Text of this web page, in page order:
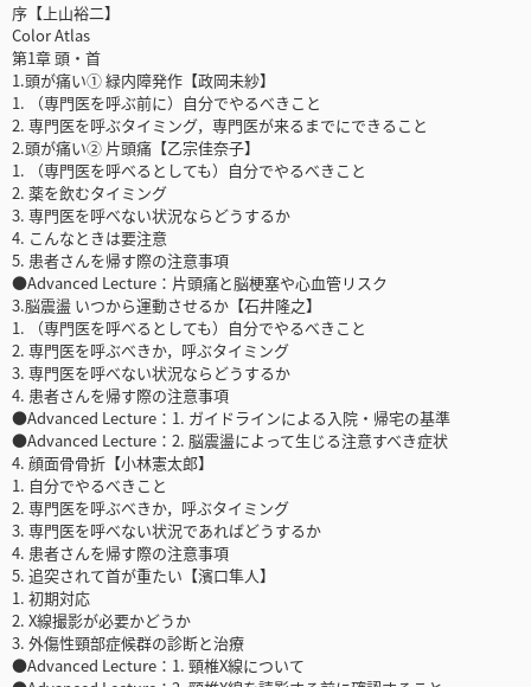
序【上山裕二】
Color Atlas
第1章 頭・首
1.頭が痛い① 緑内障発作【政岡未紗】
1. （専門医を呼ぶ前に）自分でやるべきこと
2. 専門医を呼ぶタイミング，専門医が来るまでにできること
2.頭が痛い② 片頭痛【乙宗佳奈子】
1. （専門医を呼べるとしても）自分でやるべきこと
2. 薬を飲むタイミング
3. 専門医を呼べない状況ならどうするか
4. こんなときは要注意
5. 患者さんを帰す際の注意事項
●Advanced Lecture：片頭痛と脳梗塞や心血管リスク
3.脳震盪 いつから運動させるか【石井隆之】
1. （専門医を呼べるとしても）自分でやるべきこと
2. 専門医を呼ぶべきか，呼ぶタイミング
3. 専門医を呼べない状況ならどうするか
4. 患者さんを帰す際の注意事項
●Advanced Lecture：1. ガイドラインによる入院・帰宅の基準
●Advanced Lecture：2. 脳震盪によって生じる注意すべき症状
4. 顔面骨骨折【小林憲太郎】
1. 自分でやるべきこと
2. 専門医を呼ぶべきか，呼ぶタイミング
3. 専門医を呼べない状況であればどうするか
4. 患者さんを帰す際の注意事項
5. 追突されて首が重たい【濱口隼人】
1. 初期対応
2. X線撮影が必要かどうか
3. 外傷性頸部症候群の診断と治療
●Advanced Lecture：1. 頸椎X線について